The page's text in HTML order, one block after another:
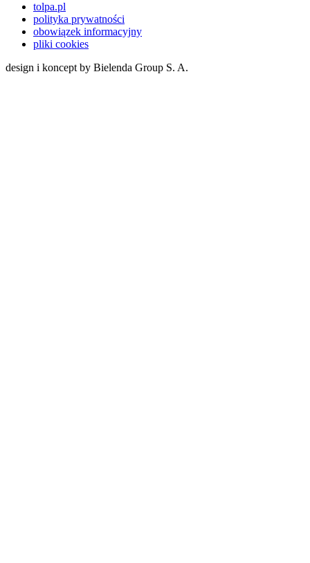
tolpa.pl
polityka prywatności
obowiązek informacyjny
pliki cookies
design i koncept by Bielenda Group S. A.